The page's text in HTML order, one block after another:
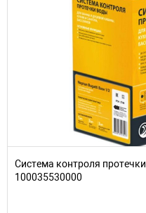
Система контроля
100035530000